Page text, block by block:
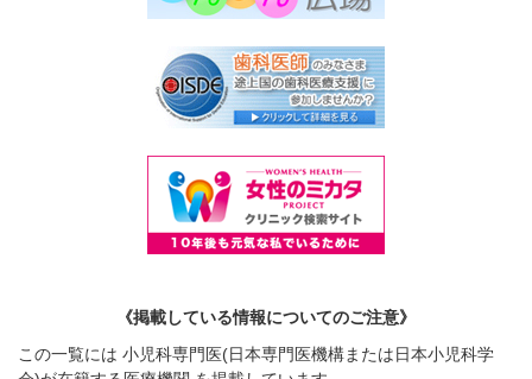
《掲載している情報についてのご注意》
この一覧には 小児科専門医(日本専門医機構または日本小児科学